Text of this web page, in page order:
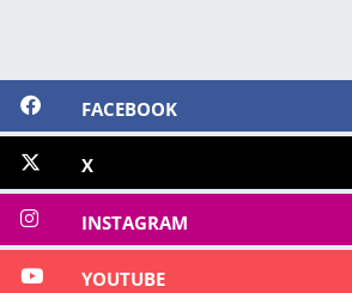
FACEBOOK
X
INSTAGRAM
YOUTUBE